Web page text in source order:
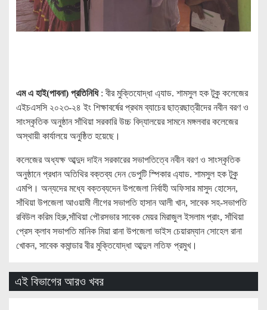
এম এ হাই(পাবনা) প্রতিনিধি: বীর মুক্তিযোদ্ধা এ্যাড. শামসুল হক টুকু কলেজের
এইচএসসি ২০২৩-২৪ ইং শিক্ষাবর্ষের প্রথম ব্যাচের ছাত্রছাত্রীদের নবীন বরণ ও
সাংস্কৃতিক অনুষ্ঠান সাঁথিয়া সরকারি উচ্চ বিদ্যালয়ের সামনে মঙ্গলবার কলেজের
অস্থায়ী কার্যালয়ে অনুষ্ঠিত হয়েছে।
কলেজের অধ্যক্ষ আব্দুদ দাইন সরকারের সভাপতিত্বে নবীন বরণ ও সাংস্কৃতিক
অনুষ্ঠানে প্রধান অতিথির বক্তব্য দেন ডেপুটি স্পিকার এ্যাড. শামসুল হক টুকু
এমপি। অন্যদের মধ্যে বক্তব্যদেন উপজেলা নির্বাহী অফিসার মাসুদ হোসেন,
সাঁথিয়া উপজেলা আওয়ামী লীগের সভাপতি হাসান আলী খান, সাবেক সহ-সভাপতি
রবিউল করিম হিরু,সাঁথিয়া পৌরসভার সাবেক মেয়র মিরাজুল ইসলাম প্রাং, সাঁথিয়া
প্রেস ক্লাব সভাপতি মানিক মিয়া রানা উপজেলা ভাইস চেয়ারম্যান সোহেল রানা
খোকন, সাবেক কমান্ডার বীর মুক্তিযোদ্ধা আব্দুল লতিফ প্রমুখ।
এই বিভাগের আরও খবর